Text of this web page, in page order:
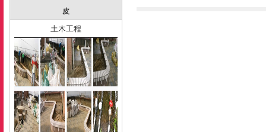
皮
土木工程